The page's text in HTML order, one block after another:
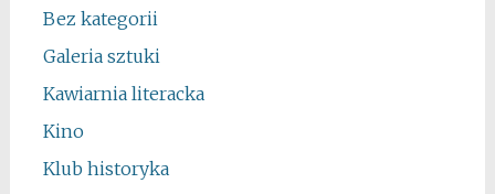
Bez kategorii
Galeria sztuki
Kawiarnia literacka
Kino
Klub historyka